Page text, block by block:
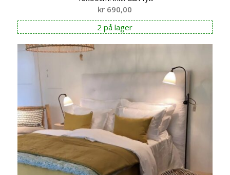
kr 690,00
2 på lager